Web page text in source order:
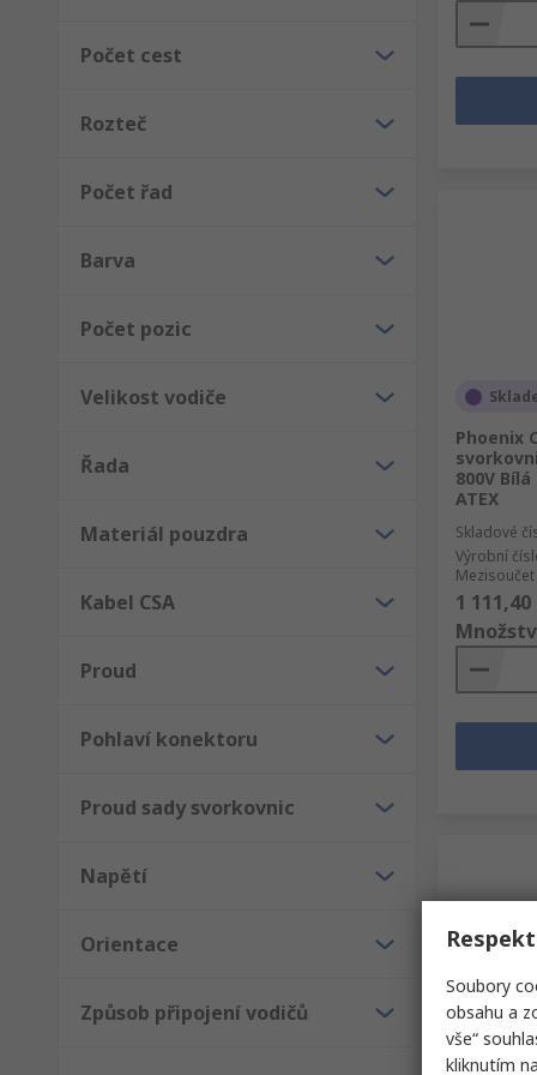
stylů a způsoby připojení. Mezi nejpopulárnější patří
Svorkovnice na lištu DIN, jednoduché, dvojité,
Standardní svorkovnice.
Bariérové pásky.
Počet cest
Rozteč
Počet řad
Barva
Počet pozic
Velikost vodiče
Řada
Materiál pouzdra
Kabel CSA
Proud
Pohlaví konektoru
Proud sady svorkovnic
Napětí
Orientace
Způsob připojení vodičů
Phoenix
800V
ATEX
Skladové
Výrobní
1 111,40
Soubory
obsahu a
vše“
kliknutím